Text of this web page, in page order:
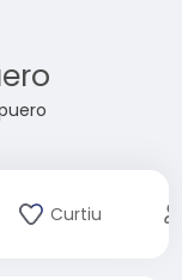
Curtiu